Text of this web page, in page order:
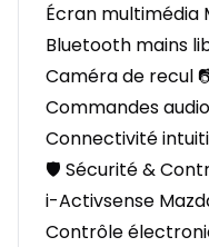
Écran multimédia
Bluetooth mains
Caméra de recul
Commandes
Connectivité
🛡️ Sécurité &
i-Activsense
Contrôle